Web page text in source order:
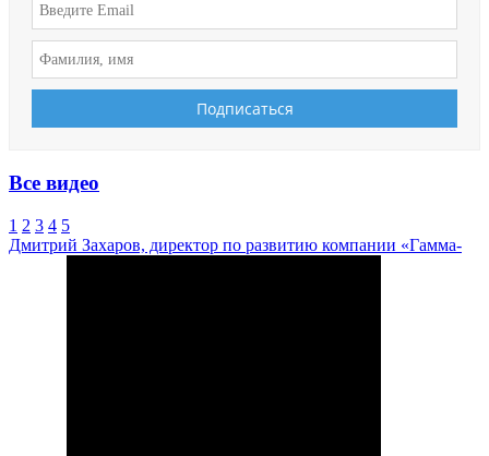
Все видео
1 2 3 4 5
Дмитрий Захаров, директор по развитию компании «Гамма-